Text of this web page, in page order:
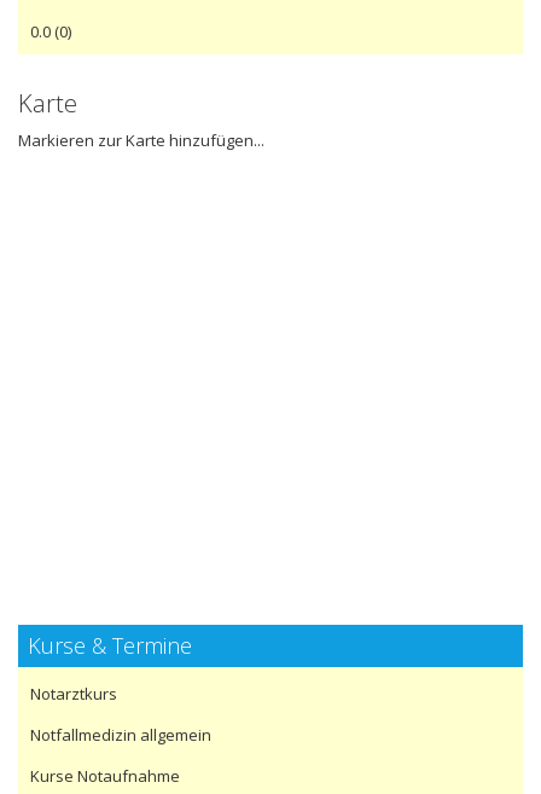
0.0(0)
Karte
Markieren zur Karte hinzufügen...
Kurse & Termine
Notarztkurs
Notfallmedizin allgemein
Kurse Notaufnahme